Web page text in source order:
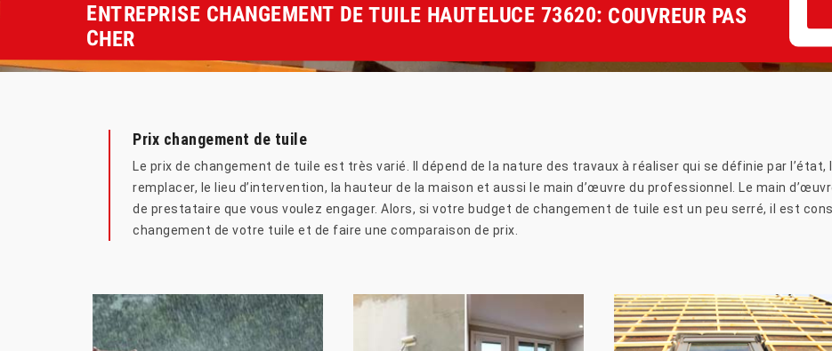
ENTREPRISE CHANGEMENT DE TUILE HAUTELUCE 73620: COUVREUR PAS
CHER
Prix changement de tuile
Le prix de changement de tuile est très varié. Il dépend de la nature des travaux à réaliser qui se définie par l’état,
remplacer, le lieu d’intervention, la hauteur de la maison et aussi le main d’œuvre du professionnel. Le main
de prestataire que vous voulez engager. Alors, si votre budget de changement de tuile est un peu serré, il est
changement de votre tuile et de faire une comparaison de prix.